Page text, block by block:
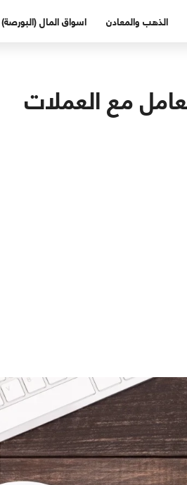
الذهب والمعادن اسواق المال (البورصة)
مع العملات